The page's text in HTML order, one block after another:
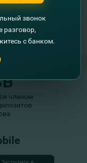
членом
звонок
разговор,
с банком.